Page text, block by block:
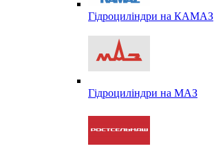
Гідроциліндри на КАМАЗ
Гідроциліндри на МАЗ